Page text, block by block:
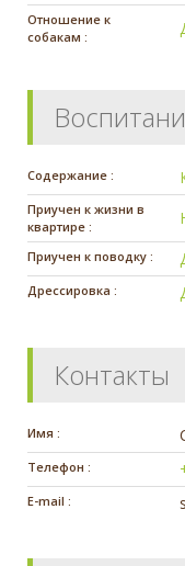
Отношение к
собакам :
Содержание :
Приучен к жизни в
квартире :
Приучен к поводку :
Дрессировка :
Контакты
Имя :
Телефон :
E-mail :